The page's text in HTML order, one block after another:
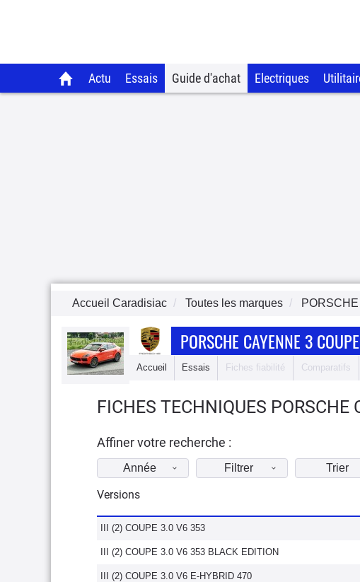
Actu Essais Guide d'achat Electriques
Accueil Caradisiac Toutes les marques PORSCHE
PORSCHE CAYENNE 3 COUPE
Accueil Essais Fiches fiabilité Comparatifs
FICHES TECHNIQUES PORSCHE
Affiner votre recherche :
Année Filtrer Trier
Versions
III (2) COUPE 3.0 V6 353
III (2) COUPE 3.0 V6 353 BLACK EDITION
III (2) COUPE 3.0 V6 E-HYBRID 470